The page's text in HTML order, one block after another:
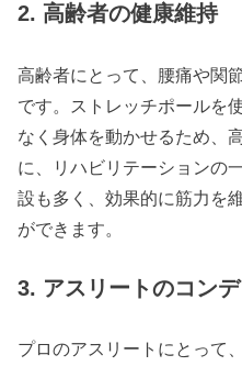
2. 高齢者の健康維持
高齢者にとって、腰痛や関
です。ストレッチポールを
なく身体を動かせるため、
に、リハビリテーションの
設も多く、効果的に筋力を
ができます。
3. アスリートのコン
プロのアスリートにとって